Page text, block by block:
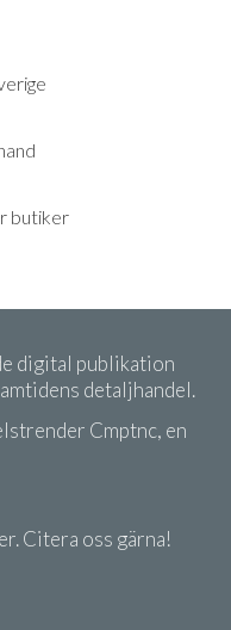
butiker
digital publikation
detaljhandel.
Cmptnc, en
Citera oss gärna!